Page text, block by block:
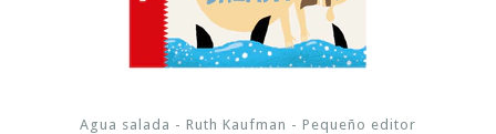
Agua salada - Ruth Kaufman - Pequeño editor